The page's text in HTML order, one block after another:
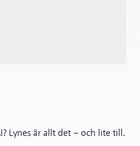
Lynes är allt det – och lite till.